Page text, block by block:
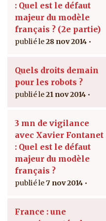
: Quel est le défaut
majeur du modèle
français ? (2e partie)
28 nov 2014
Quels droits demain
pour les robots ?
21 nov 2014
3 mn de vigilance
avec Xavier Fontanet
: Quel est le défaut
majeur du modèle
français ?
7 nov 2014
France : une